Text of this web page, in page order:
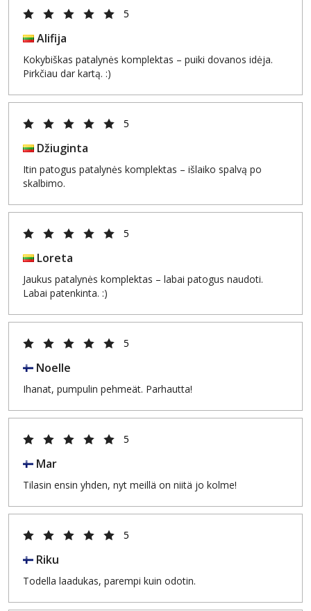
5
Alifija
Kokybiškas patalynės komplektas – puiki dovanos idėja.
Pirkčiau dar kartą. :)
5
Džiuginta
Itin patogus patalynės komplektas – išlaiko spalvą po
skalbimo.
5
Loreta
Jaukus patalynės komplektas – labai patogus naudoti.
Labai patenkinta. :)
5
Noelle
Ihanat, pumpulin pehmeät. Parhautta!
5
Mar
Tilasin ensin yhden, nyt meillä on niitä jo kolme!
5
Riku
Todella laadukas, parempi kuin odotin.